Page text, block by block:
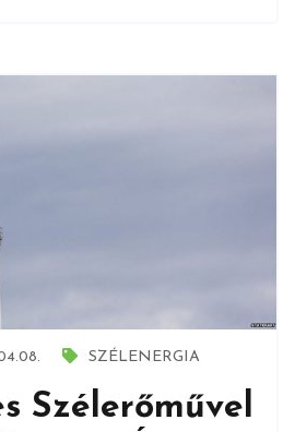
SZÉLENERGIA
Szélerőművel